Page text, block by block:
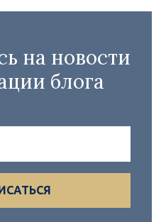
на новости
блога